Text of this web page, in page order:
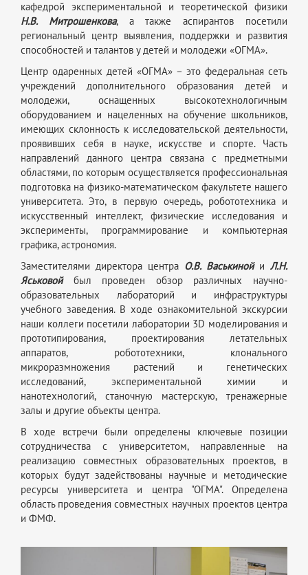
кафедрой экспериментальной и теоретической физики
Н.В. Митрошенкова, а также аспирантов посетили
региональный центр выявления, поддержки и развития
способностей и талантов у детей и молодежи «ОГМА».
Центр одаренных детей «ОГМА» – это федеральная сеть
учреждений дополнительного образования детей и
молодежи, оснащенных высокотехнологичным
оборудованием и нацеленных на обучение школьников,
имеющих склонность к исследовательской деятельности,
проявивших себя в науке, искусстве и спорте. Часть
направлений данного центра связана с предметными
областями, по которым осуществляется профессиональная
подготовка на физико-математическом факультете нашего
университета. Это, в первую очередь, робототехника и
искусственный интеллект, физические исследования и
эксперименты, программирование и компьютерная
графика, астрономия.
Заместителями директора центра О.В. Васькинойи Л.Н.
Яськовойбыл проведен обзор различных научно-
образовательных лабораторий и инфраструктуры
учебного заведения. В ходе ознакомительной экскурсии
наши коллеги посетили лаборатории 3D моделирования и
прототипирования, проектирования летательных
аппаратов, робототехники, клонального
микроразмножения растений и генетических
исследований, экспериментальной химии и
нанотехнологий, станочную мастерскую, тренажерные
залы и другие объекты центра.
В ходе встречи были определены ключевые позиции
сотрудничества с университетом, направленные на
реализацию совместных образовательных проектов, в
которых будут задействованы научные и методические
ресурсы университета и центра "ОГМА". Определена
область проведения совместных научных проектов центра
и ФМФ.